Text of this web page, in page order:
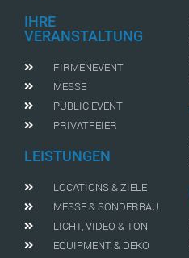
IHRE
VERANSTALTUNG
FIRMENEVENT
MESSE
PUBLIC EVENT
PRIVATFEIER
LEISTUNGEN
LOCATIONS & ZIELE
MESSE & SONDERBAU
LICHT, VIDEO & TON
EQUIPMENT & DEKO